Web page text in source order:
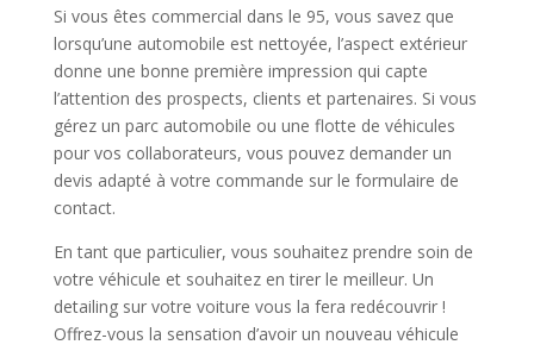
Si vous êtes commercial dans le 95, vous savez que
lorsqu’une automobile est nettoyée, l’aspect extérieur
donne une bonne première impression qui capte
l’attention des prospects, clients et partenaires. Si vous
gérez un parc automobile ou une flotte de véhicules
pour vos collaborateurs, vous pouvez demander un
devis adapté à votre commande sur le formulaire de
contact.
En tant que particulier, vous souhaitez prendre soin de
votre véhicule et souhaitez en tirer le meilleur. Un
detailing sur votre voiture vous la fera redécouvrir !
Offrez-vous la sensation d’avoir un nouveau véhicule